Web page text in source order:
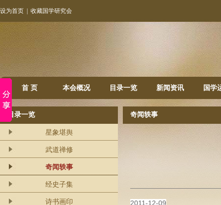
设为首页 收藏国学研究会
首 页 本会概况 目录一览 新闻资讯 国学
目录一览
星象堪舆
武道禅修
奇闻轶事
经史子集
诗书画印
奇闻轶事
2011-12-09